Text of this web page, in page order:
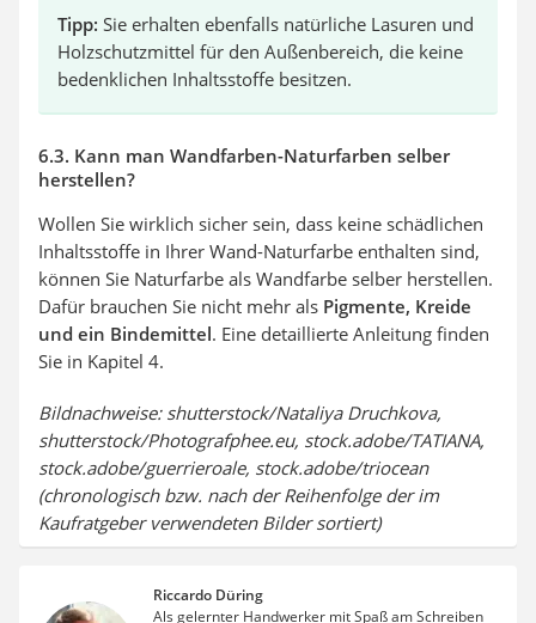
Tipp: Sie erhalten ebenfalls natürliche Lasuren und
Holzschutzmittel für den Außenbereich, die keine
bedenklichen Inhaltsstoffe besitzen.
6.3. Kann man Wandfarben-Naturfarben selber
herstellen?
Wollen Sie wirklich sicher sein, dass keine schädlichen
Inhaltsstoffe in Ihrer Wand-Naturfarbe enthalten sind,
können Sie Naturfarbe als Wandfarbe selber herstellen.
Dafür brauchen Sie nicht mehr als Pigmente, Kreide
und ein Bindemittel. Eine detaillierte Anleitung finden
Sie in Kapitel 4.
Bildnachweise: shutterstock/Nataliya Druchkova,
shutterstock/Photografphee.eu, stock.adobe/TATIANA,
stock.adobe/guerrieroale, stock.adobe/triocean
(chronologisch bzw. nach der Reihenfolge der im
Kaufratgeber verwendeten Bilder sortiert)
Riccardo Düring
Als gelernter Handwerker mit Spaß am Schreiben